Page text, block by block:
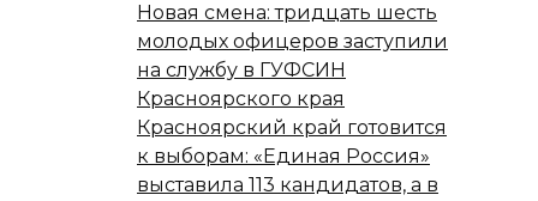
Новая смена: тридцать шесть
молодых офицеров заступили
на службу в ГУФСИН
Красноярского края
Красноярский край готовится
к выборам: «Единая Россия»
выставила 113 кандидатов, а в